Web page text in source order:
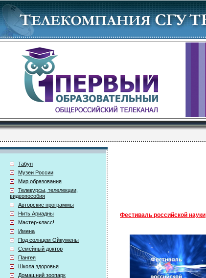
Табун
Музеи России
Мир образования
Телекурсы, телелекции,
видеопособия
Авторские программы
Нить Ариадны
Мастер-класс!
Имена
Под солнцем Ойкумены
Семейный доктор
Пангея
Школа здоровья
Домашний зоопарк
Фестиваль российской науки